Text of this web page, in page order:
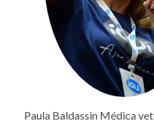
Paula Baldassin Médica